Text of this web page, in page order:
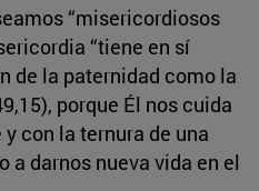
“misericordiosos
“tiene en sí
de la paternidad como la
porque Él nos cuida
con la ternura de una
a darnos nueva vida en el